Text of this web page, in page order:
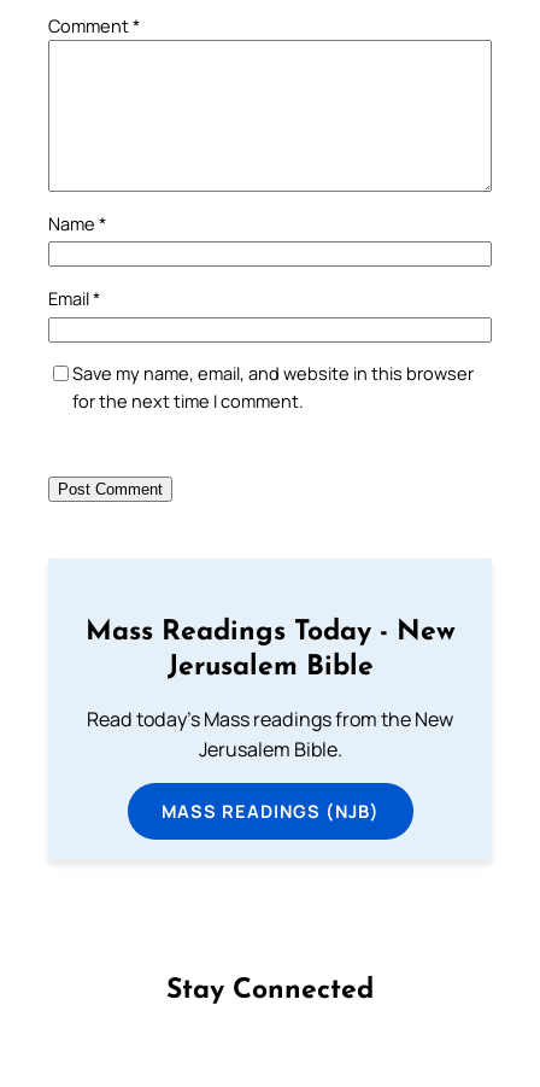
Comment*
Name *
Email*
Save my name, email, and website in this browser
for the next time I comment.
Mass Readings Today - New
Jerusalem Bible
Read today's Mass readings from the New
Jerusalem Bible.
MASS READINGS (NJB)
Stay Connected